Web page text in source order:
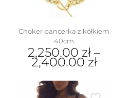
Choker pancerka z kółkiem
40cm
2,250.00 zł –
2,400.00 zł
produkt
ma